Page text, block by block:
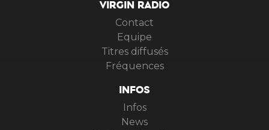
VIRGIN RADIO
Contact
Equipe
Titres diffusés
Fréquences
INFOS
Infos
News